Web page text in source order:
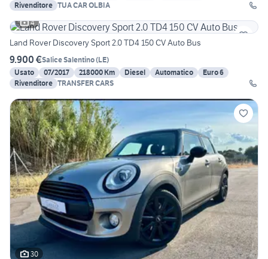
Rivenditore TUA CAR OLBIA
4
Land Rover Discovery Sport 2.0 TD4 150 CV Auto Bus
9.900 €Salice Salentino(LE)
Usato
07/2017 218000 Km Diesel Automatico
Euro 6
Rivenditore TRANSFER CARS
30